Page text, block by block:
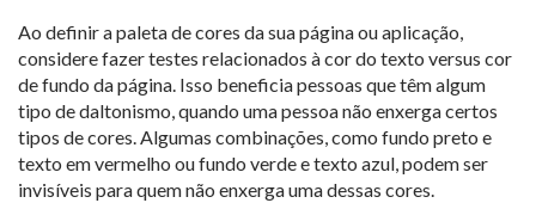
Ao definir a paleta de cores da sua página ou aplicação,
considere fazer testes relacionados à cor do texto versus cor
de fundo da página. Isso beneficia pessoas que têm algum
tipo de daltonismo, quando uma pessoa não enxerga certos
tipos de cores. Algumas combinações, como fundo preto e
texto em vermelho ou fundo verde e texto azul, podem ser
invisíveis para quem não enxerga uma dessas cores.